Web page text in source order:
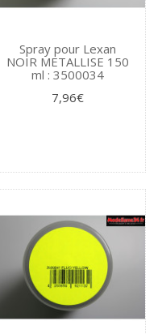
Spray pour Lexan
NOIR METALLISE 150
ml : 3500034
7,96€